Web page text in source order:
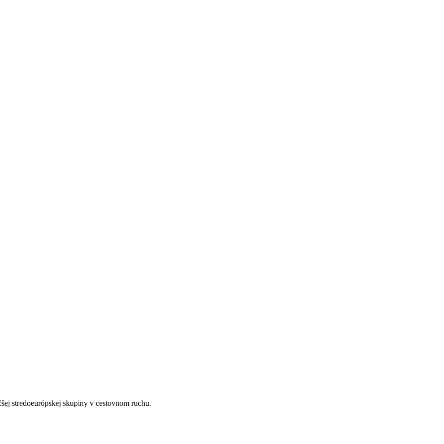
v roku 2019. V hoteli sa nachádza recepcia otvorená 24 hodín denne (prihlásenie je možné od 14:00 hodín, odhlásenie do 11:00
O blaho hostí sa stará reštaurácia (klimatizovaná). Wi-Fi je hotelovým hosťom k dispozícii zadarmo. Upratovanie izieb je zadarmo.
Niektoré služby sú závislé od ročného obdobia a od miestnych klimatických podmienok. Jazyky: angličtina. Kreditné karty: Diners Club.
postieľkou (zadarmo), vykurovaním (individuálne regulovateľným), varnou kanvicou (prípadne za poplatok), balkónom alebo terasou,
postieľkou (zadarmo), vykurovaním (individuálne regulovateľným), varnou kanvicou (prípadne za poplatok), balkónom alebo terasou,
klimatizáciou (od januára do decembra). Kúpeľňa so sprchou. Uteráky sú menené denne.
stredoeurópskej skupiny v cestovnom ruchu.